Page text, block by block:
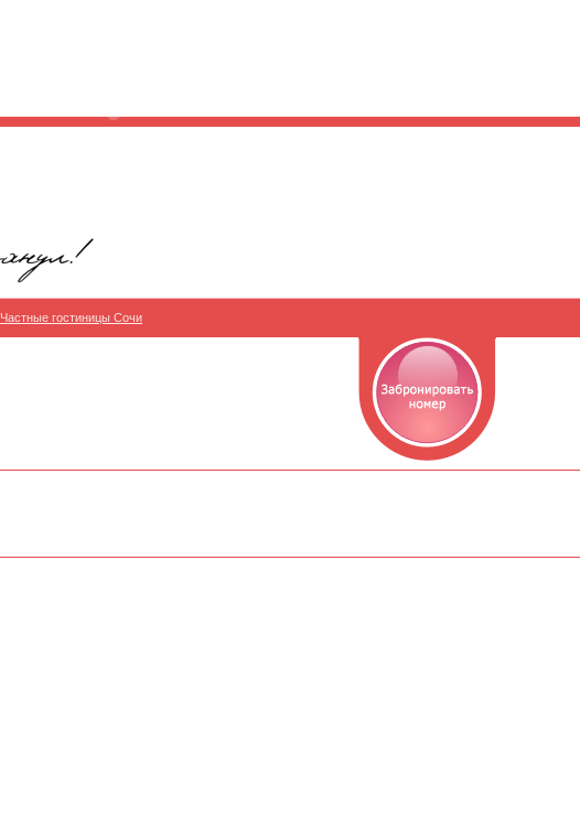
Частные гостиницы Сочи